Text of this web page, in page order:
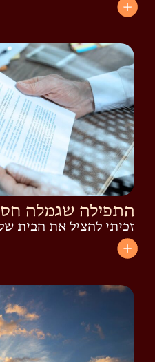
התפילה שגמלה
זכיתי להציל את הבית